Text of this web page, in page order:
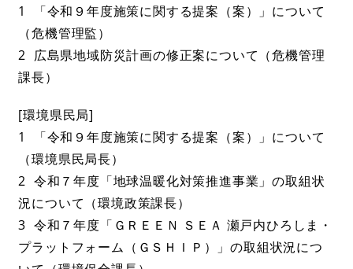
1 「令和９年度施策に関する提案（案）」について
（危機管理監）
2 広島県地域防災計画の修正案について（危機管理
課長）
[環境県民局]
1 「令和９年度施策に関する提案（案）」について
（環境県民局長）
2 令和７年度「地球温暖化対策推進事業」の取組状
況について（環境政策課長）
3 令和７年度「ＧＲＥＥＮ ＳＥＡ 瀬戸内ひろしま・
プラットフォーム（ＧＳＨＩＰ）」の取組状況につ